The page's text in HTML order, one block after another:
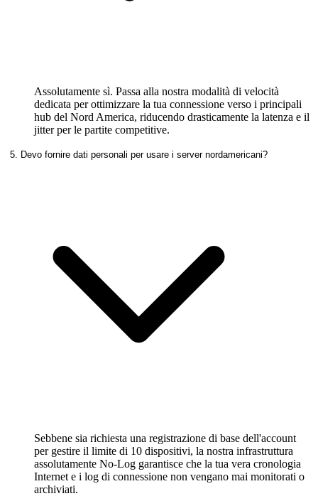
Assolutamente sì. Passa alla nostra modalità di velocità
dedicata per ottimizzare la tua connessione verso i principali
hub del Nord America, riducendo drasticamente la latenza e il
jitter per le partite competitive.
5. Devo fornire dati personali per usare i server nordamericani?
Sebbene sia richiesta una registrazione di base dell'account
per gestire il limite di 10 dispositivi, la nostra infrastruttura
assolutamente No-Log garantisce che la tua vera cronologia
Internet e i log di connessione non vengano mai monitorati o
archiviati.